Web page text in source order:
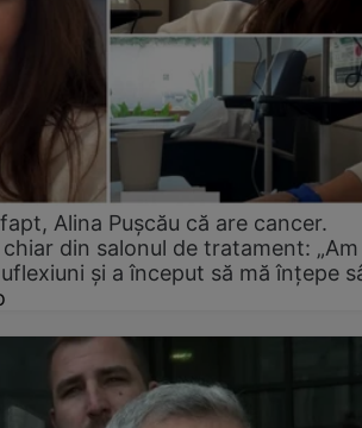
Alina Pușcău că are cancer.
din salonul de tratament:
și a început să mă înțepe